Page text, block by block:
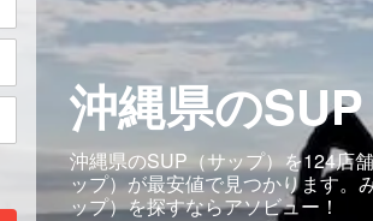
沖縄県のSUP
沖縄県のSUP（サップ）を124店
ップ）が最安値で見つかります。
ップ）を探すならアソビュー！